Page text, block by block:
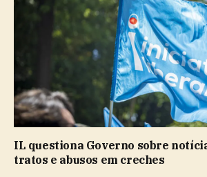
IL questiona Governo sobre
tratos e abusos em creches